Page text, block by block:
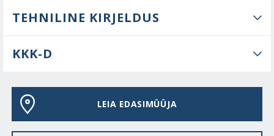
TEHNILINE KIRJELDUS
KKK-D
LEIA EDASIMÜÜJA